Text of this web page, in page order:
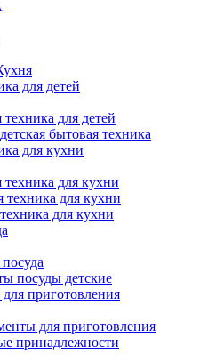
для детей
для детей
бытовая техника
для кухни
техника для кухни
техника для кухни
для кухни
посуды детские
приготовления
для приготовления
принадлежности